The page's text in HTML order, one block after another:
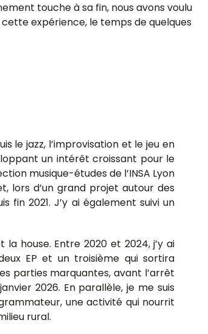
touche à sa fin, nous avons voulu
expérience, le temps de quelques
le jazz, l’improvisation et le jeu en
un intérêt croissant pour le
musique-études de l’INSA Lyon
lors d’un grand projet autour des
fin 2021. J’y ai également suivi un
house. Entre 2020 et 2024, j’y ai
EP et un troisième qui sortira
parties marquantes, avant l’arrêt
2026. En parallèle, je me suis
une activité qui nourrit
rural.